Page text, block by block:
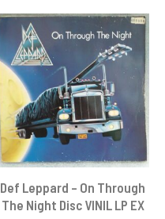
Def Leppard – On Through
The Night Disc VINIL LP EX